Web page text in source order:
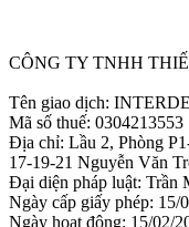
CÔNG TY TNHH
Tên giao dịch:
Mã số thuế: 0304213553
Địa chỉ: Lầu 2, Phòng
17-19-21 Nguyễn Văn
Đại diện pháp luật: Trần
Ngày cấp giấy phép: 15/
Ngày hoạt động: 15/02/